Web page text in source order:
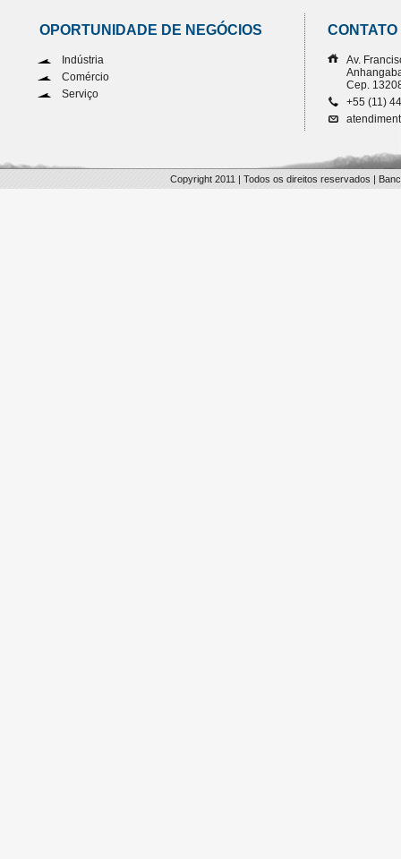
OPORTUNIDADE DE NEGÓCIOS
Indústria
Comércio
Serviço
CONTATO
Av.
Cep.
+55 (11)
Copyright 2011 | Todos os direitos reservados |